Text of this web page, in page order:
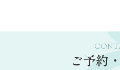
ご予約